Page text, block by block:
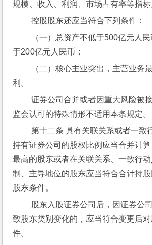
规模、收入、利润、市场占有率等指标
控股股东还应当符合下列条件：
于200亿元人民币；
利。
证券公司合并或者因重大风险被接管托管等中国证
监会认可的特殊情形不适用本条规定。
第十二条 具有关联关系或者一致行动人关系的股东
持有证券公司的股权比例应当合并计
最高的股东或者在关联关系、一致行
制、主导地位的股东应当符合合计持
股东条件。
致股东类别变化的，应当符合变更后
件。